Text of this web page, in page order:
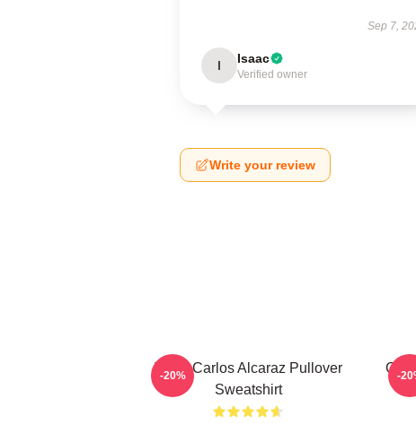
Sep 7,
I Isaac
Verified owner
Write your review
Tenis Carlos Alcaraz Pullover
Sweatshirt
-20% -